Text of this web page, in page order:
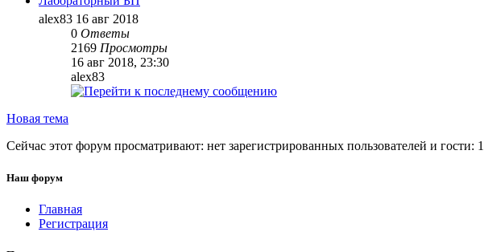
alex83 16 авг 2018
0 Ответы
2169 Просмотры
16 авг 2018, 23:30
alex83
Новая тема
Сейчас этот форум просматривают: нет зарегистрированных пользователей и гости: 1
Наш форум
Главная
Регистрация